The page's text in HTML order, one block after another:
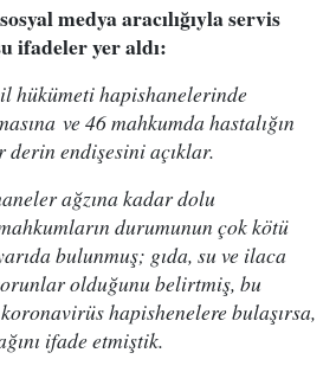
medya aracılığıyla servis
ifadeler yer aldı:
hükümeti hapishanelerinde
ve 46 mahkumda hastalığın
endişesini açıklar.
ağzına kadar dolu
durumunun çok kötü
bulunmuş; gıda, su ve ilaca
olduğunu belirtmiş, bu
hapishenelere bulaşırsa,
ifade etmiştik.